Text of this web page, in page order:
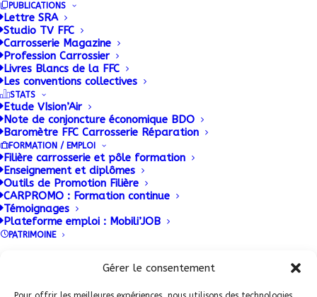
Gérer le consentement
PUBLICATIONS
Lettre SRA
Studio TV FFC
Carrosserie Magazine
Profession Carrossier
Livres Blancs de la FFC
Les conventions collectives
STATS
Etude VIsion’Air
Note de conjoncture économique BDO
Baromètre FFC Carrosserie Réparation
FORMATION / EMPLOI
Filière carrosserie et pôle formation
Enseignement et diplômes
Outils de Promotion Filière
CARPROMO : Formation continue
Témoignages
Plateforme emploi : Mobili’JOB
PATRIMOINE
industriel reconnu de l’abrasif, leur propose de se
pencher sur la préparation avant peinture en
adoptant l’OSP, un concept innovant qui met un
sérieux coup de vieux aux pratiques de ponçage
traditionnelles.
Politique de confidentialité